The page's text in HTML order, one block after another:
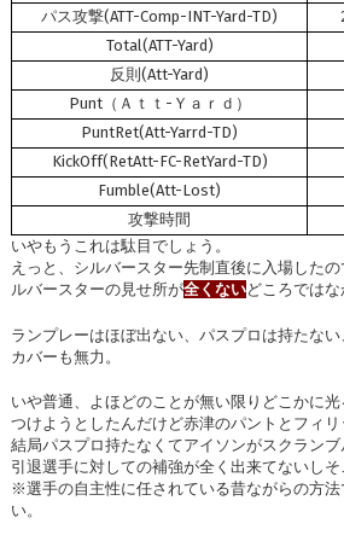
パス攻撃(ATT-Comp-INT-Yard-TD)
Total(ATT-Yard)
反則(Att-Yard)
Punt（Ａｔｔ-Ｙａｒｄ）
PuntRet(Att-Yarrd-TD)
KickOff(RetAtt-FC-RetYard-TD)
Fumble(Att-Lost)
攻撃時間
いやもうこれは駄目でしょう。
えっと、シルバースター先制直後に入場した
ルバースターの見せ所が全くないどころでは
ランプレーはほぼ出ない、パスプロは持たな
カバーも無力。
いや普通、よほどのことが無い限りどこかに
つけようとしたんだけど赤津のパントとフィ
結局パスプロ持たなくてアイソンがスクラン
引退選手に対しての補強が全く出来てないし
※選手の自主性に任されている昔ながらの方
い。